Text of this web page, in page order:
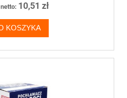
10,51 zł
KOSZYKA